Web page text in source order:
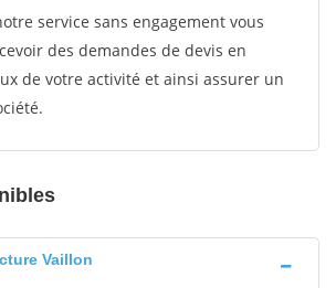
service sans engagement vous
des demandes de devis en
de votre activité et ainsi assurer un
Vaillon